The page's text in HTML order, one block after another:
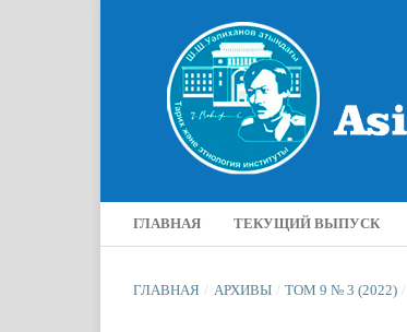
ГЛАВНАЯ ТЕКУЩИЙ ВЫПУСК
ГЛАВНАЯ / АРХИВЫ / ТОМ 9 № 3 (2022) /